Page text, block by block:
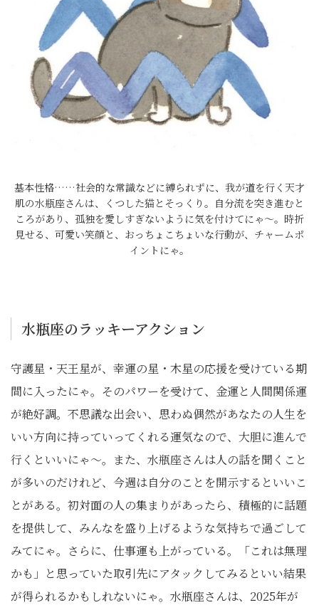
基本性格……社会的な常識などに縛られずに、我が道を行く天才
肌の水瓶座さんは、くつした猫とそっくり。自分流を突き進むと
ころがあり、孤独を愛しすぎないように気を付けてにゃ～。時折
見せる、可愛い笑顔と、おっちょこちょいな行動が、チャームポ
イントにゃ。
水瓶座のラッキーアクション
守護星・天王星が、幸運の星・木星の応援を受けている期
間に入ったにゃ。そのパワーを受けて、金運と人間関係運
が絶好調。不思議な出会い、思わぬ偶然があなたの人生を
いい方向に持っていってくれる運気なので、大胆に進んで
行くといいにゃ〜。また、水瓶座さんは人の話を聞くこと
が多いのだけれど、今週は自分のことを開示するといいこ
とがある。初対面の人の集まりがあったら、積極的に話題
を提供して、みんなを盛り上げるような気持ちで過ごして
みてにゃ。さらに、仕事運も上がっている。「これは無理
かも」と思っていた取引先にアタックしてみるといい結果
が得られるかもしれないにゃ。水瓶座さんは、2025年が